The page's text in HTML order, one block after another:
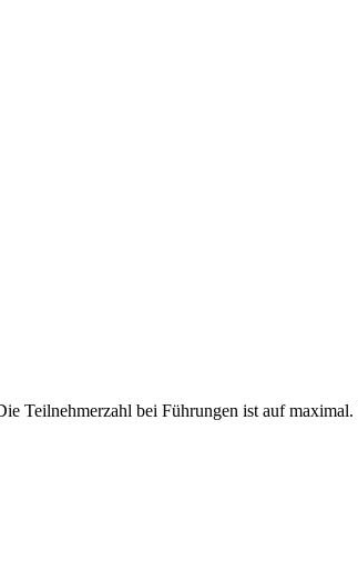
Teilnehmerzahl bei Führungen ist auf